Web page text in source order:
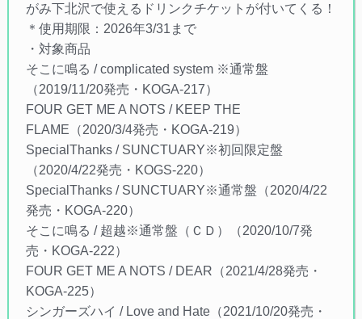
がみ下北沢で使えるドリンクチケットが付いてくる！
＊使用期限：2026年3/31まで
・対象商品
そこに鳴る / complicated system ※通常盤
（2019/11/20発売・KOGA-217）
FOUR GET ME A NOTS / KEEP THE
FLAME（2020/3/4発売・KOGA-219）
SpecialThanks / SUNCTUARY※初回限定盤
（2020/4/22発売・KOGS-220）
SpecialThanks / SUNCTUARY※通常盤（2020/4/22
発売・KOGA-220）
そこに鳴る / 超越※通常盤（ＣＤ）（2020/10/7発
売・KOGA-222）
FOUR GET ME A NOTS / DEAR（2021/4/28発売・
KOGA-225）
シンガーズハイ / Love and Hate（2021/10/20発売・